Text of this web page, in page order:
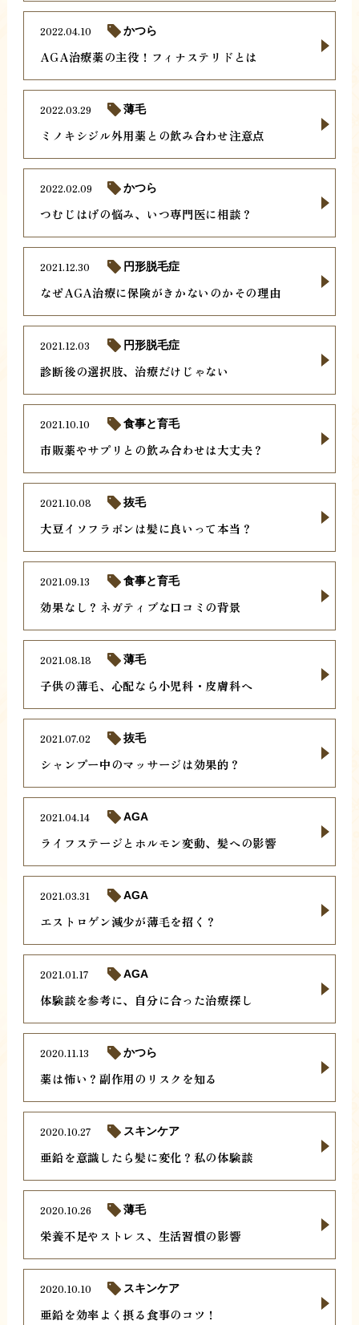
AGA治療薬の主役！フィナステリドとは
2022.04.10 かつら
ミノキシジル外用薬との飲み合わせ注意点
2022.03.29 薄毛
つむじはげの悩み、いつ専門医に相談？
2022.02.09 かつら
なぜAGA治療に保険がきかないのかその理由
2021.12.30 円形脱毛症
診断後の選択肢、治療だけじゃない
2021.12.03 円形脱毛症
市販薬やサプリとの飲み合わせは大丈夫？
2021.10.10 食事と育毛
大豆イソフラボンは髪に良いって本当？
2021.10.08 抜毛
効果なし？ネガティブな口コミの背景
2021.09.13 食事と育毛
子供の薄毛、心配なら小児科・皮膚科へ
2021.08.18 薄毛
シャンプー中のマッサージは効果的？
2021.07.02 抜毛
ライフステージとホルモン変動、髪への影響
2021.04.14 AGA
エストロゲン減少が薄毛を招く？
2021.03.31 AGA
体験談を参考に、自分に合った治療探し
2021.01.17 AGA
薬は怖い？副作用のリスクを知る
2020.11.13 かつら
亜鉛を意識したら髪に変化？私の体験談
2020.10.27 スキンケア
栄養不足やストレス、生活習慣の影響
2020.10.26 薄毛
亜鉛を効率よく摂る食事のコツ！
2020.10.10 スキンケア